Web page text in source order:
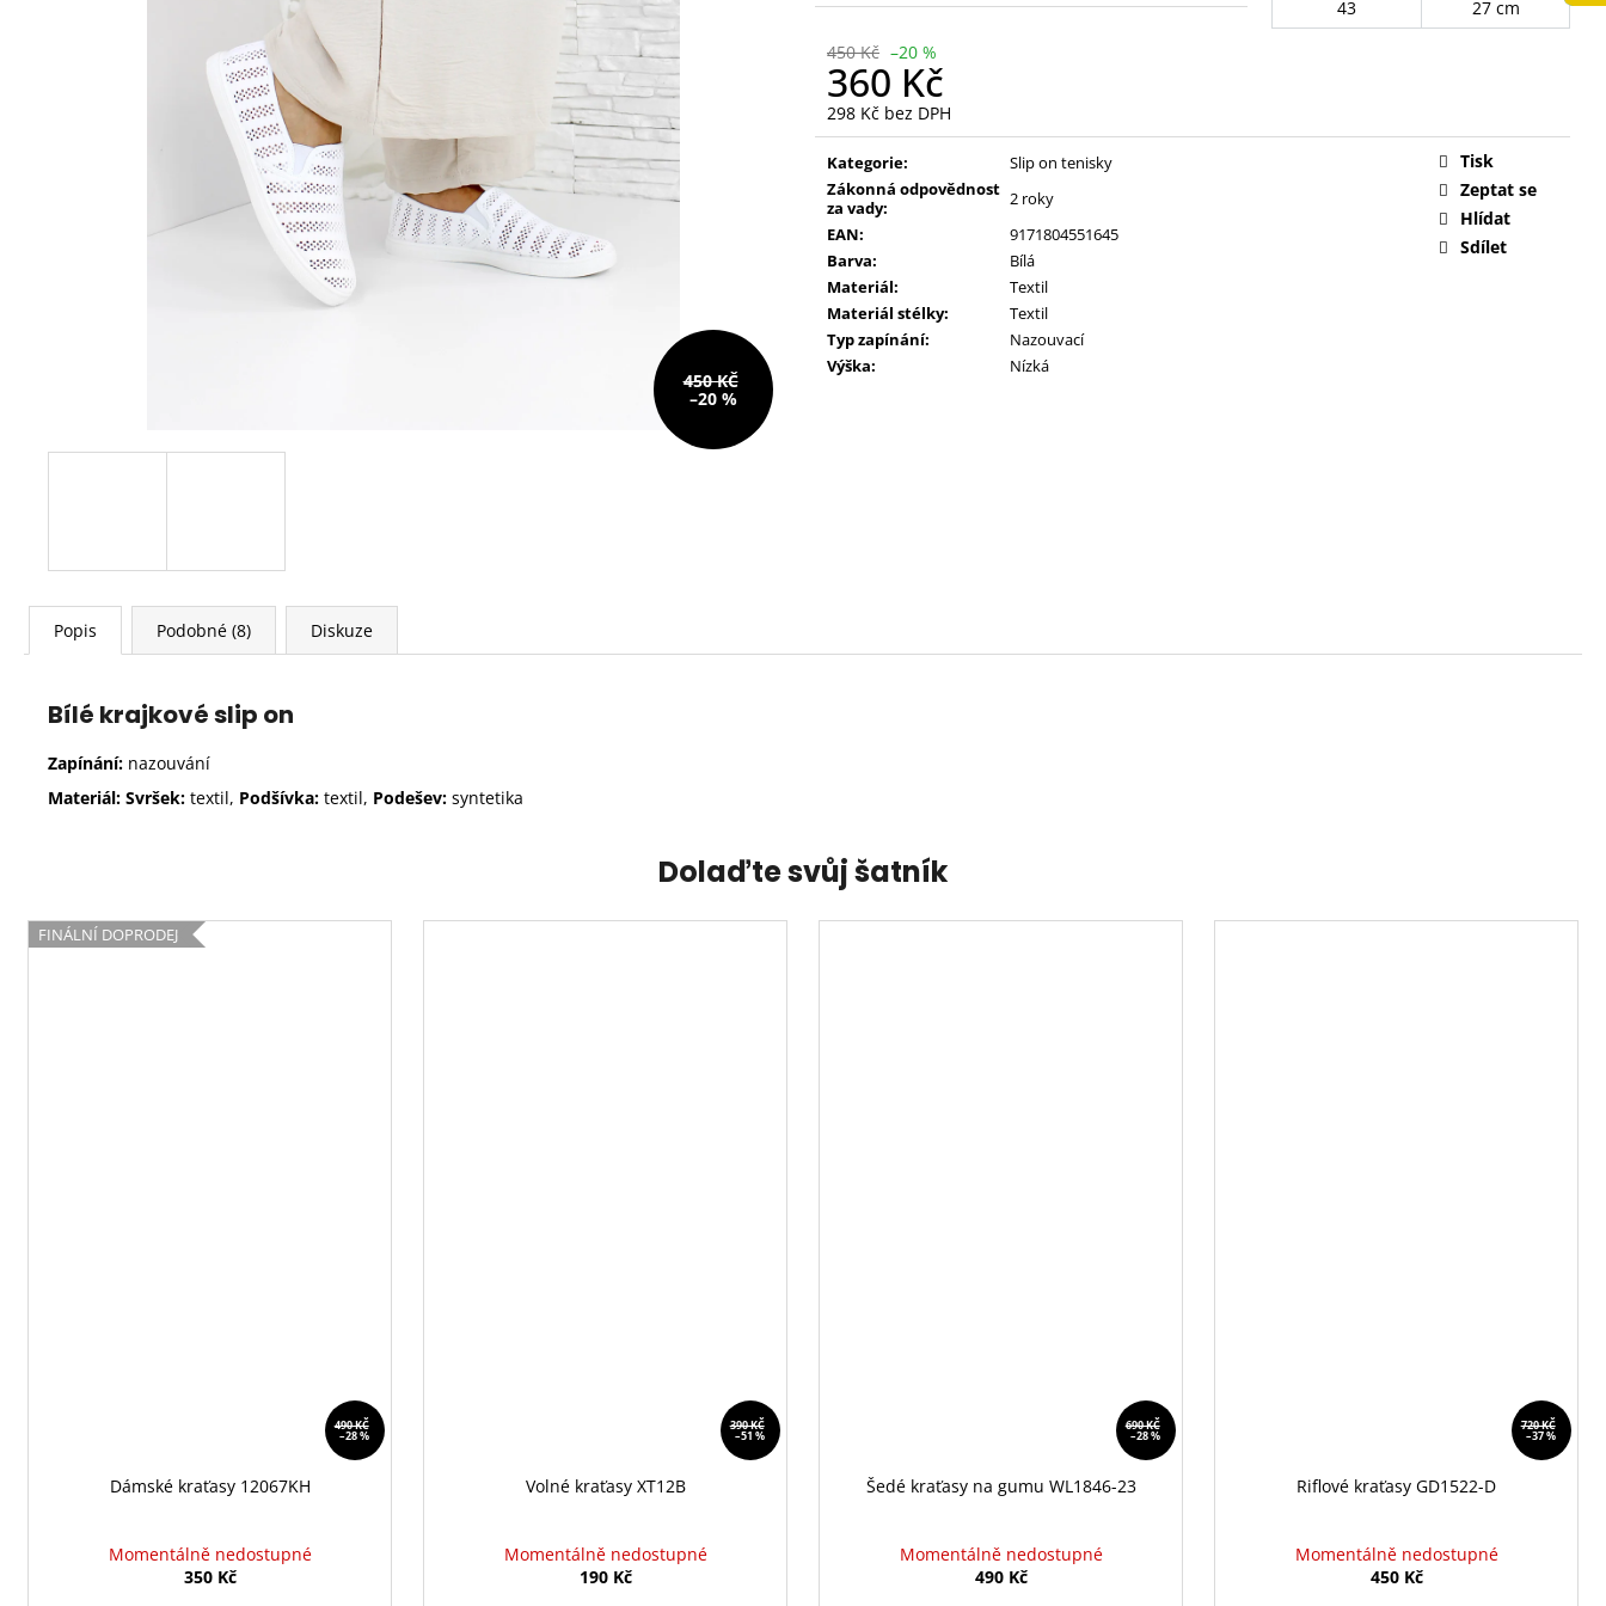
43
27 cm
450 Kč –20 %
360 Kč
298 Kč bez DPH
Měrná
cena:
Kategorie:
Slip on tenisky
Zákonná odpovědnost
za vady:
2 roky
EAN:
9171804551645
Barva:
Bílá
Materiál:
Textil
Materiál stélky:
Textil
Typ zapínání:
Nazouvací
Výška:
Nízká
Tisk
Zeptat se
Hlídat
Sdílet
450 KČ
–20 %
Popis Podobné (8) Diskuze
Bílé krajkové slip on
Zapínání: nazouvání
Materiál: Svršek: textil, Podšívka: textil, Podešev: syntetika
Dolaďte svůj šatník
FINÁLNÍ DOPRODEJ
490 KČ
–28 %
Dámské kraťasy 12067KH
Momentálně nedostupné
350 Kč
390 KČ
–51 %
Volné kraťasy XT12B
Momentálně nedostupné
190 Kč
690 KČ
–28 %
Šedé kraťasy na gumu WL1846-23
Momentálně nedostupné
490 Kč
720 KČ
–37 %
Riflové kraťasy GD1522-D
Momentálně nedostupné
450 Kč
610 Kč
390 Kč
Původně: 490 Kč
390 Kč